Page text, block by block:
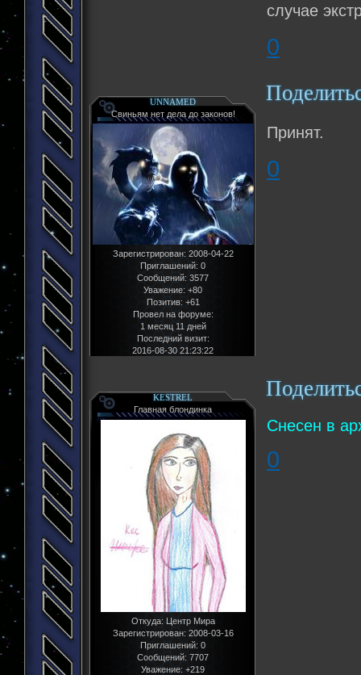
случае
0
UNNAMED
Свиньям нет дела до законов!
Зарегистрирован: 2008-04-22
Приглашений: 0
Сообщений: 3577
Уважение: +80
Позитив: +61
Провел на форуме:
1 месяц 11 дней
Последний визит:
2016-08-30 21:23:22
Принят.
0
KESTREL
Главная блондинка
Откуда: Центр Мира
Зарегистрирован: 2008-03-16
Приглашений: 0
Сообщений: 7707
Уважение: +219
Снесен в
0